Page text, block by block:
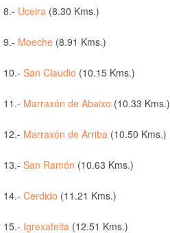
8.- Uceira (8.30 Kms.)
9.- Moeche (8.91 Kms.)
10.- San Claudio (10.15 Kms.)
11.- Marraxón de Abaixo (10.33 Kms.)
12.- Marraxón de Arriba (10.50 Kms.)
13.- San Ramón (10.63 Kms.)
14.- Cerdido (11.21 Kms.)
15.- Igrexafeita (12.51 Kms.)